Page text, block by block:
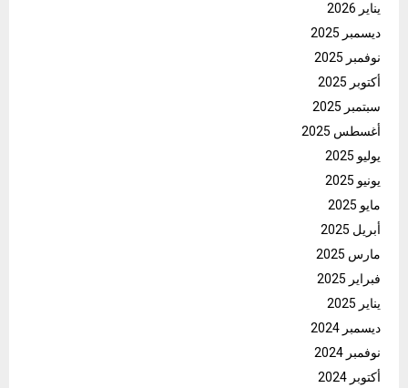
يناير 2026
ديسمبر 2025
نوفمبر 2025
أكتوبر 2025
سبتمبر 2025
أغسطس 2025
يوليو 2025
يونيو 2025
مايو 2025
أبريل 2025
مارس 2025
فبراير 2025
يناير 2025
ديسمبر 2024
نوفمبر 2024
أكتوبر 2024